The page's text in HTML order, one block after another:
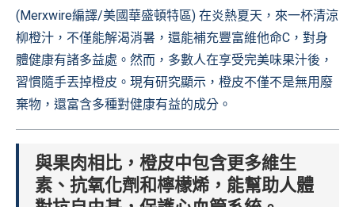
(Merxwire編譯/美國華盛頓特區) 在炎熱夏天，來一杯清涼
柳橙汁，不僅能解渴消暑，還能補充豐富維他命C，對身
體健康有諸多益處。然而，多數人在享受完美味果汁後，
習慣隨手丟掉橙皮。現有研究顯示，橙皮不僅不是無用廢
棄物，還富含多種對健康有益的成分。
與果肉相比，橙皮中包含更多維生
素、抗氧化劑和檸檬烯，能幫助人體